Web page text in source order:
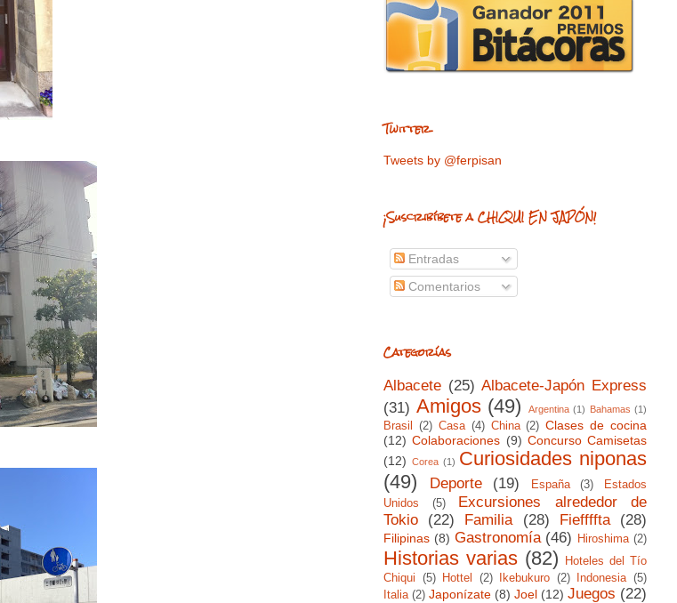
Twitter
Tweets by @ferpisan
¡Suscribíbete a CHIQUI EN JAPÓN!
Entradas
Comentarios
Categorías
Albacete (25) Albacete-Japón Express
(31) Amigos (49) Argentina (1) Bahamas (1)
Brasil (2) Casa (4) China (2) Clases de cocina
(12) Colaboraciones (9) Concurso Camisetas
(12) Corea (1) Curiosidades niponas
(49)
Deporte (19) España (3)
Estados
Unidos
(5)
Excursiones alrededor de
Tokio
(22) Familia (28) Fieffffta (28)
Filipinas (8) Gastronomía (46) Hiroshima (2)
Historias varias (82)
Hoteles del Tío
Chiqui
(5) Hottel (2) Ikebukuro (2) Indonesia (5)
Italia (2) Japonízate (8) Joel (12) Juegos (22)